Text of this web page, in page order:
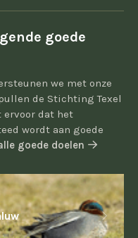
goede
we met onze
de Stichting Texel
ervoor dat het
wordt aan goede
goede doelen